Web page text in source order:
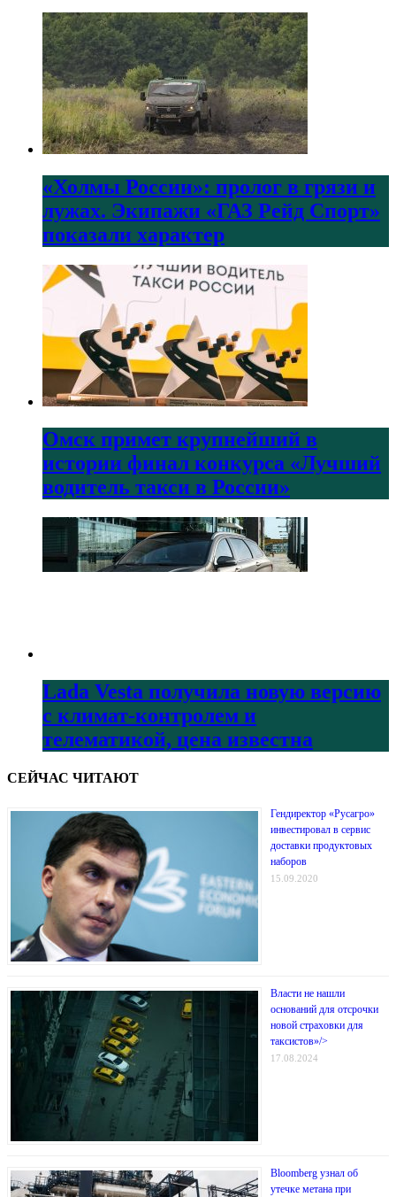
«Холмы России»: пролог в грязи и
лужах. Экипажи «ГАЗ Рейд Спорт»
показали характер
Омск примет крупнейший в
истории финал конкурса «Лучший
водитель такси в России»
Lada Vesta получила новую версию
с климат-контролем и
телематикой, цена известна
СЕЙЧАС ЧИТАЮТ
Гендиректор «Русагро»
инвестировал в сервис
доставки продуктовых
наборов
15.09.2020
Власти не нашли
оснований для отсрочки
новой страховки для
таксистов»/>
17.08.2024
Bloomberg узнал об
утечке метана при